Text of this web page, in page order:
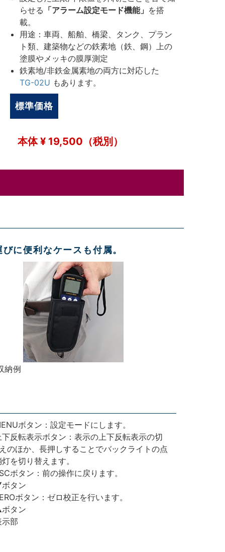
らせる 「アラーム設定モード機能」 を搭
載。
用途：車両、船舶、橋梁、タンク、プラン
ト類、建築物などの鉄素地（鉄、鋼）上の
塗膜やメッキの膜厚測定
鉄素地/非鉄金属素地の両方に対応した
TG-02U もあります。
標準価格
本体¥ 19,500 （税別）
に便利なケースも付属。
納例
ボタン：設定モードにします。
反転表示ボタン：表示の上下反転表示の切
のほか、長押しすることでバックライトの点
を切り替えます。
ボタン：前の操作に戻ります。
タン
ボタン：ゼロ校正を行います。
タン
部